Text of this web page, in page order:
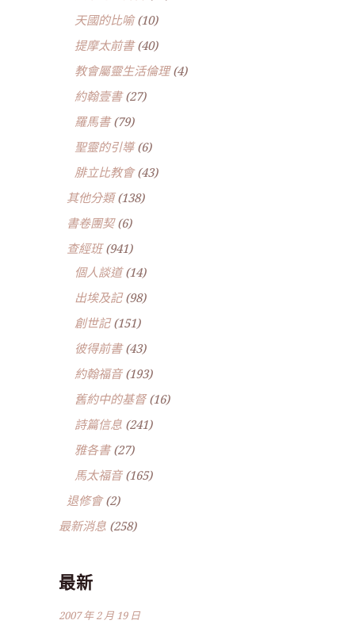
天國的比喻(10)
提摩太前書(40)
教會屬靈生活倫理(4)
約翰壹書(27)
羅馬書(79)
聖靈的引導(6)
腓立比教會(43)
其他分類(138)
書卷團契(6)
查經班(941)
個人談道(14)
出埃及記(98)
創世記(151)
彼得前書(43)
約翰福音(193)
舊約中的基督(16)
詩篇信息 (241)
雅各書(27)
馬太福音(165)
退修會(2)
最新消息 (258)
最新
2007 年 2 月 19 日